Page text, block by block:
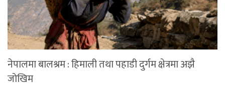
नेपालमा बालश्रम : हिमाली तथा पहाडी दुर्गम क्षेत्रमा अझै
जोखिम